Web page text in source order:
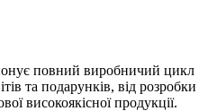
повний виробничий цикл
та подарунків, від розробки
високоякісної продукції.